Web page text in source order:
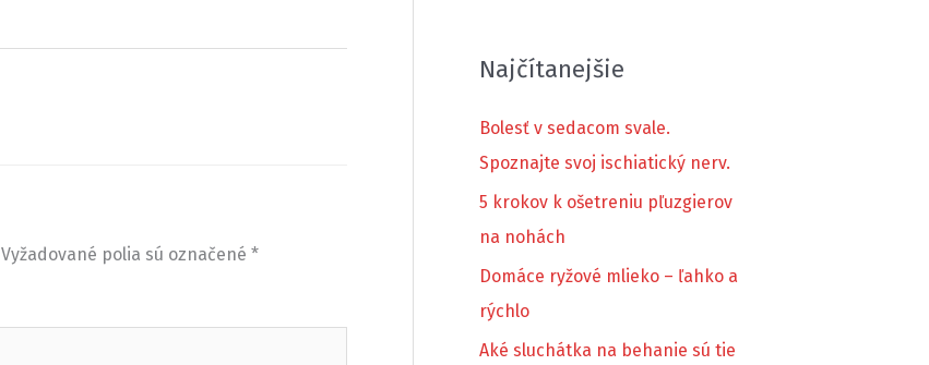
Vyžadované polia sú označené *
Najčítanejšie
Bolesť v sedacom svale.
Spoznajte svoj ischiatický nerv.
5 krokov k ošetreniu pľuzgierov
na nohách
Domáce ryžové mlieko – ľahko a
rýchlo
Aké sluchátka na behanie sú tie